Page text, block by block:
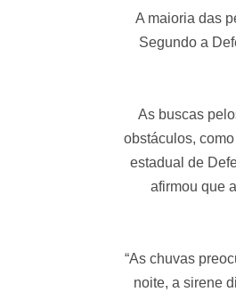
A maioria das
Segundo a
As buscas
obstáculos,
estadual de
afirmou que
“As chuvas
noite, a sirene